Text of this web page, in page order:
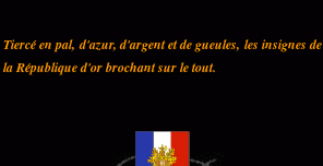
Tiercé en pal, d'azur, d'argent et de gueules, les insignes de
la République d'or brochant sur le tout.